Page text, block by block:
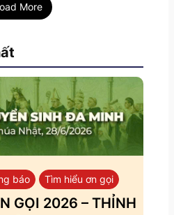
More
báo Tìm hiểu ơn gọi
GỌI 2026 – THỈNH